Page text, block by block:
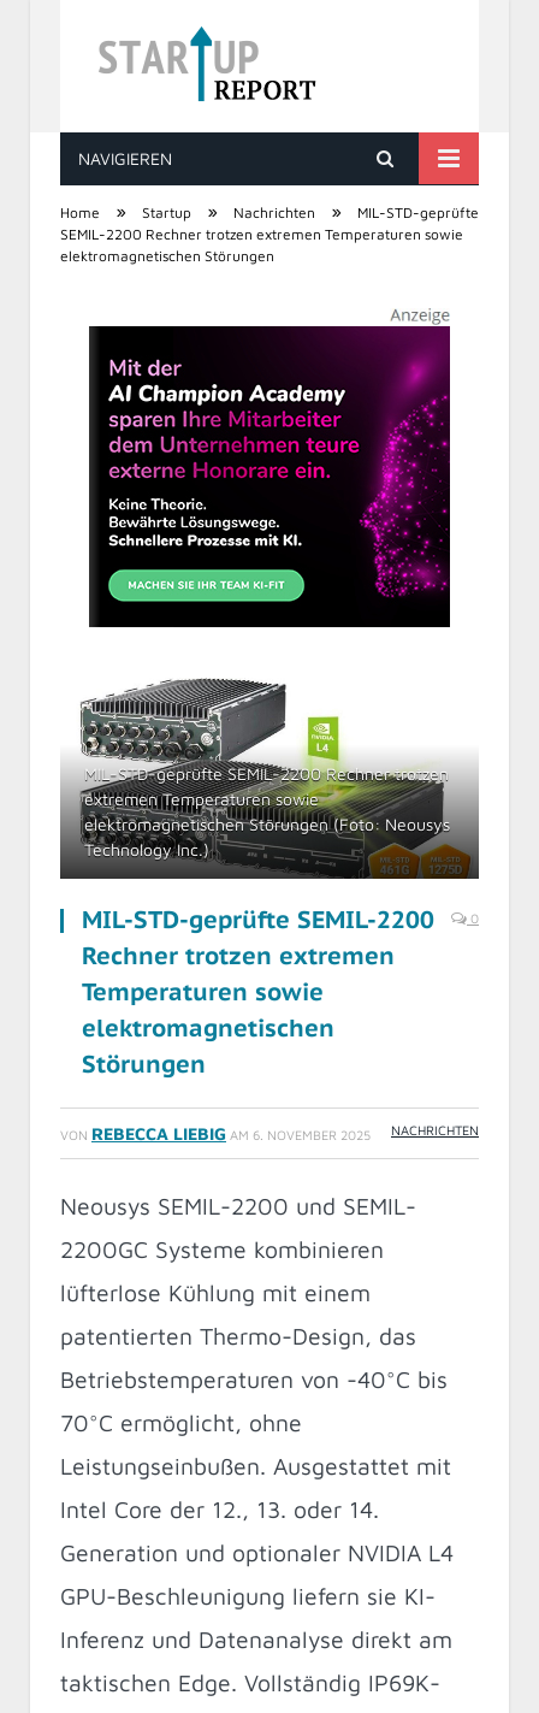
STARTUP REPORT
NAVIGIEREN
Home » Startup » Nachrichten »
MIL-STD-geprüfte
SEMIL-2200 Rechner trotzen extremen Temperaturen sowie
elektromagnetischen Störungen
MIL-STD-geprüfte SEMIL-2200 Rechner trotzen
extremen Temperaturen sowie
elektromagnetischen Störungen (Foto: Neousys
Technology Inc.)
MIL-STD-geprüfte SEMIL-2200
Rechner trotzen extremen
Temperaturen sowie
elektromagnetischen
Störungen
0
VON REBECCA LIEBIG AM 6. NOVEMBER 2025 NACHRICHTEN
Neousys SEMIL-2200 und SEMIL-
2200GC Systeme kombinieren
lüfterlose Kühlung mit einem
patentierten Thermo-Design, das
Betriebstemperaturen von -40°C bis
70°C ermöglicht, ohne
Leistungseinbußen. Ausgestattet mit
Intel Core der 12., 13. oder 14.
Generation und optionaler NVIDIA L4
GPU-Beschleunigung liefern sie KI-
Inferenz und Datenanalyse direkt am
taktischen Edge. Vollständig IP69K-